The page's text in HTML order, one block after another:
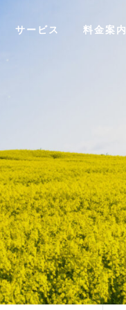
サービス 料金案内